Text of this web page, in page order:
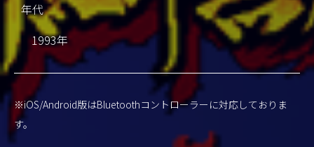
年代
1993年
※iOS/Android版はBluetoothコントローラーに対応しておりま
す。